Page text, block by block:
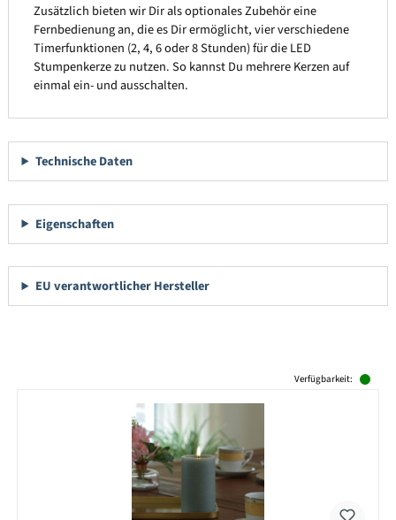
Zusätzlich bieten wir Dir als optionales Zubehör eine
Fernbedienung an, die es Dir ermöglicht, vier verschiedene
Timerfunktionen (2, 4, 6 oder 8 Stunden) für die LED
Stumpenkerze zu nutzen. So kannst Du mehrere Kerzen auf
einmal ein- und ausschalten.
Technische Daten
Eigenschaften
EU verantwortlicher Hersteller
Verfügbarkeit: